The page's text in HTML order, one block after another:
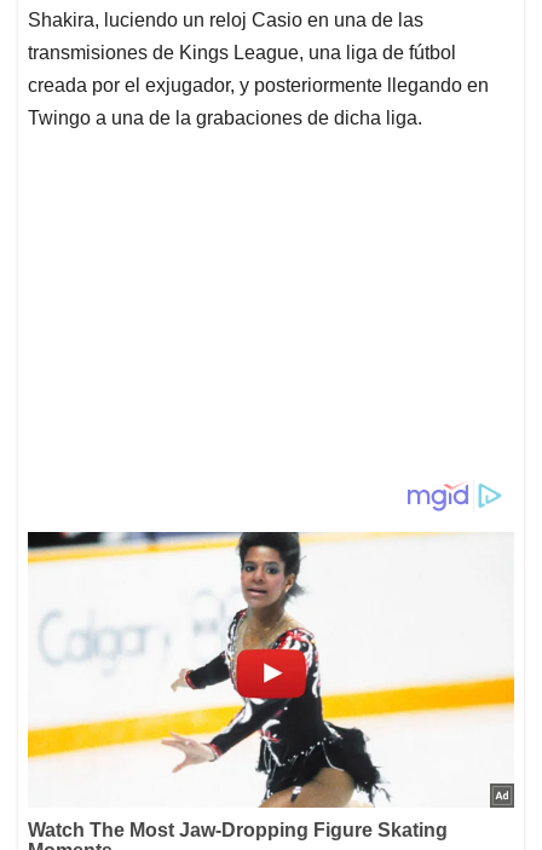
Shakira, luciendo un reloj Casio en una de las
transmisiones de Kings League, una liga de fútbol
creada por el exjugador, y posteriormente llegando en
Twingo a una de la grabaciones de dicha liga.